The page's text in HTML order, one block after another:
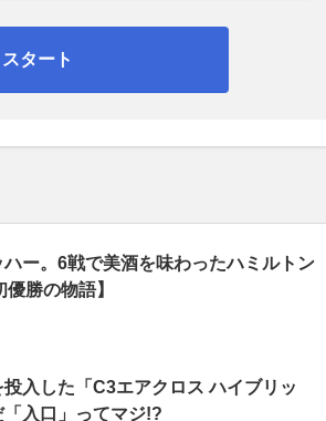
タート
ー。6戦で美酒を味わったハミルトン
勝の物語】
入した「C3エアクロス ハイブリッ
入口」ってマジ!?